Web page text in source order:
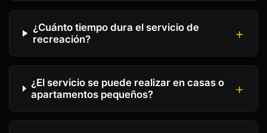
¿Cuánto tiempo dura el servicio de
recreación?
¿El servicio se puede realizar en casas o
apartamentos pequeños?